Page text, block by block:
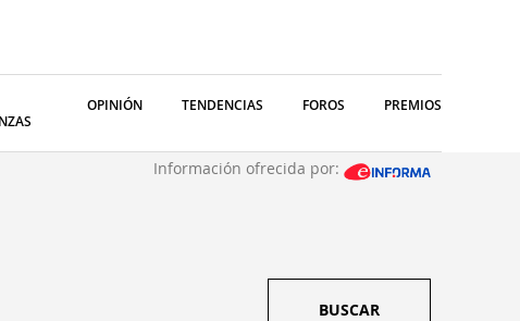
OPINIÓN TENDENCIAS FOROS PREMIOS
Información ofrecida por:
BUSCAR